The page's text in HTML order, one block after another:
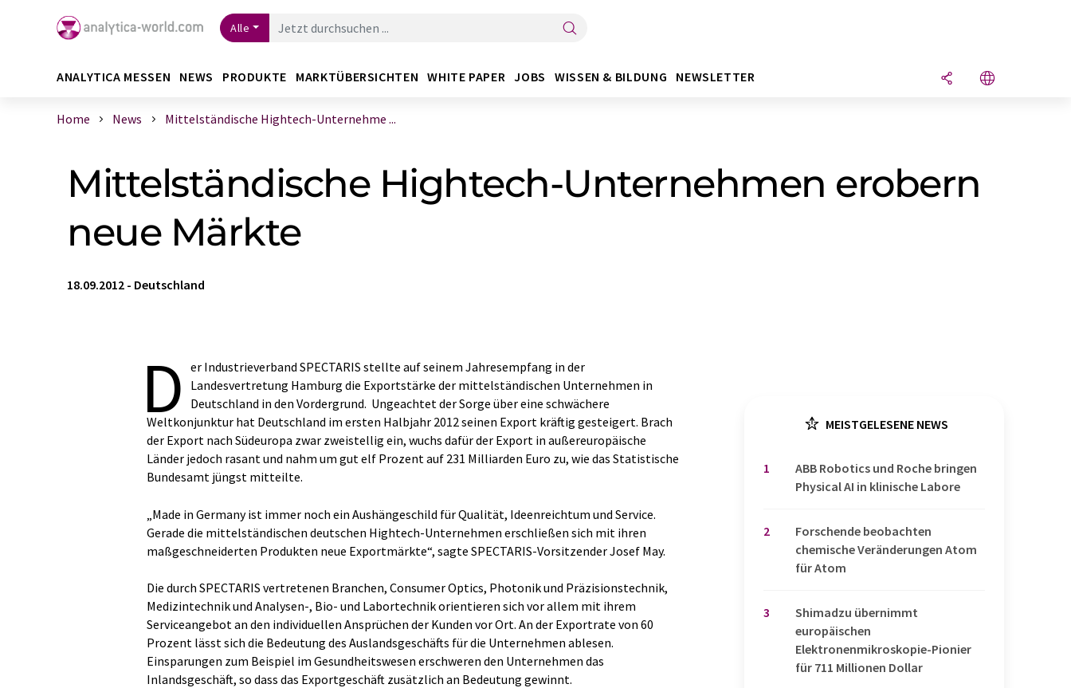
Alle
ANALYTICA MESSEN NEWS PRODUKTE MARKTÜBERSICHTEN WHITE PAPER JOBS WISSEN & BILDUNG NEWSLETTER
Home News Mittelständische Hightech-Unternehme ...
Mittelständische Hightech-Unternehmen erobern
neue Märkte
18.09.2012 - Deutschland
D er Industrieverband SPECTARIS stellte auf seinem Jahresempfang in der
Landesvertretung Hamburg die Exportstärke der mittelständischen Unternehmen in
Deutschland in den Vordergrund. Ungeachtet der Sorge über eine schwächere
Weltkonjunktur hat Deutschland im ersten Halbjahr 2012 seinen Export kräftig gesteigert. Brach
der Export nach Südeuropa zwar zweistellig ein, wuchs dafür der Export in außereuropäische
Länder jedoch rasant und nahm um gut elf Prozent auf 231 Milliarden Euro zu, wie das Statistische
Bundesamt jüngst mitteilte.
„Made in Germany ist immer noch ein Aushängeschild für Qualität, Ideenreichtum und Service.
Gerade die mittelständischen deutschen Hightech-Unternehmen erschließen sich mit ihren
maßgeschneiderten Produkten neue Exportmärkte“, sagte SPECTARIS-Vorsitzender Josef May.
Die durch SPECTARIS vertretenen Branchen, Consumer Optics, Photonik und Präzisionstechnik,
Medizintechnik und Analysen-, Bio- und Labortechnik orientieren sich vor allem mit ihrem
Serviceangebot an den individuellen Ansprüchen der Kunden vor Ort. An der Exportrate von 60
Prozent lässt sich die Bedeutung des Auslandsgeschäfts für die Unternehmen ablesen.
Einsparungen zum Beispiel im Gesundheitswesen erschweren den Unternehmen das
Inlandsgeschäft, so dass das Exportgeschäft zusätzlich an Bedeutung gewinnt.
MEISTGELESENE NEWS
1
​​​​​​​ABB Robotics und Roche bringen
Physical AI in klinische Labore
2
Forschende beobachten
chemische Veränderungen Atom
für Atom
3
Shimadzu übernimmt
europäischen
Elektronenmikroskopie-Pionier
für 711 Millionen Dollar